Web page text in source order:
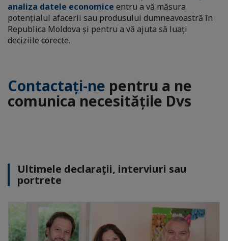
analiza datele economice entru a vă măsura
potențialul afacerii sau produsului dumneavoastră în
Republica Moldova și pentru a vă ajuta să luați
deciziile corecte.
Contactați-ne pentru a ne
comunica necesitățile Dvs
Ultimele declarații, interviuri sau
portrete